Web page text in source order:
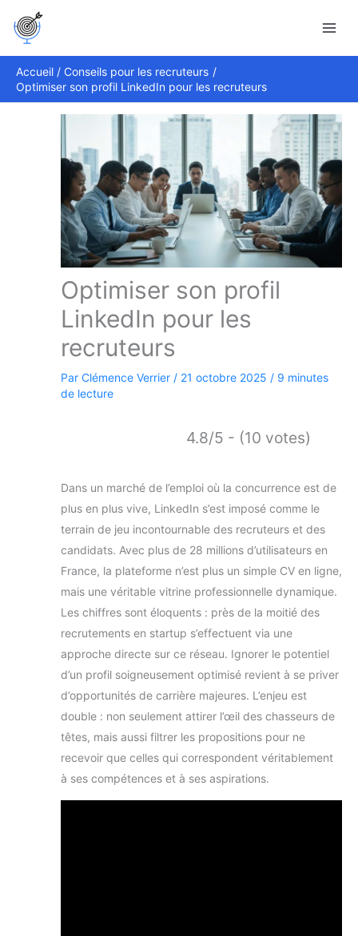
Accueil
Conseils pour les recruteurs
Optimiser son profil LinkedIn pour les recruteurs
Optimiser son profil
LinkedIn pour les
recruteurs
Par Clémence Verrier / 21 octobre 2025 / 9 minutes
de lecture
4.8/5 - (10 votes)
Dans un marché de l’emploi où la concurrence est de
plus en plus vive, LinkedIn s’est imposé comme le
terrain de jeu incontournable des recruteurs et des
candidats. Avec plus de 28 millions d’utilisateurs en
France, la plateforme n’est plus un simple CV en ligne,
mais une véritable vitrine professionnelle dynamique.
Les chiffres sont éloquents : près de la moitié des
recrutements en startup s’effectuent via une
approche directe sur ce réseau. Ignorer le potentiel
d’un profil soigneusement optimisé revient à se priver
d’opportunités de carrière majeures. L’enjeu est
double : non seulement attirer l’œil des chasseurs de
têtes, mais aussi filtrer les propositions pour ne
recevoir que celles qui correspondent véritablement
à ses compétences et à ses aspirations.
Rechercher